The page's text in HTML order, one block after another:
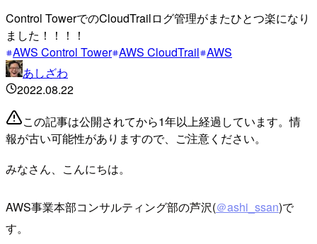
Control TowerでのCloudTrailログ管理がまたひとつ楽になり
ました！！！！
AWS Control Tower AWS CloudTrail AWS
あしざわ
2022.08.22
この記事は公開されてから1年以上経過しています。情
報が古い可能性がありますので、ご注意ください。
みなさん、こんにちは。
AWS事業本部コンサルティング部の芦沢(＠ashi_ssan)で
す。